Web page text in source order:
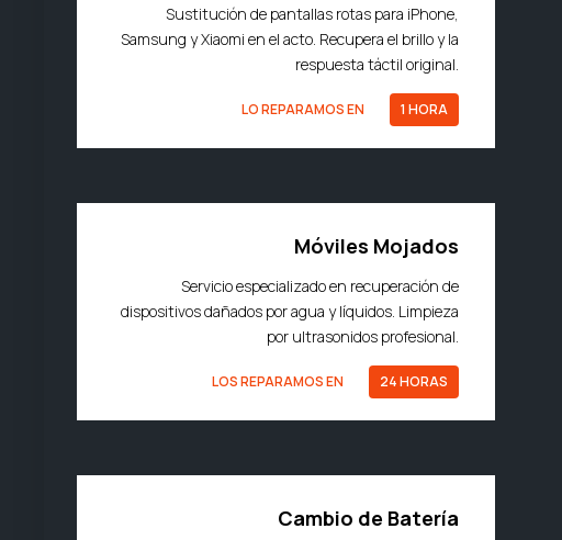
Sustitución de pantallas rotas para iPhone,
Samsung y Xiaomi en el acto. Recupera el brillo y la
respuesta táctil original.
LO REPARAMOS EN 1 HORA
Móviles Mojados
Servicio especializado en recuperación de
dispositivos dañados por agua y líquidos. Limpieza
por ultrasonidos profesional.
LOS REPARAMOS EN 24 HORAS
Cambio de Batería